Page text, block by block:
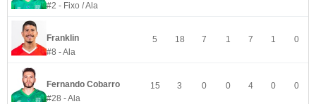
#2 - Fixo / Ala
Franklin
#8 - Ala
5 18 7 1 7 1 0
Fernando Cobarro
#28 - Ala
15 3 0 0 4 0 0